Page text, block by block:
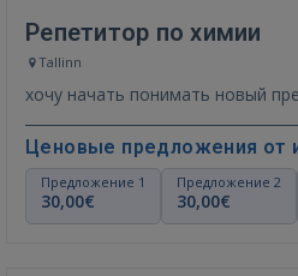
Репетитор по химии
Tallinn
хочу начать понимать новый
Ценовые предложения от
Предложение 1
30,00€
Предложение 2
30,00€